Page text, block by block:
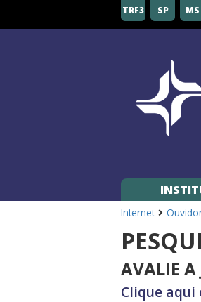
Federal
TRF3 SP MS
Internet
AVALIE A
Clique aqui